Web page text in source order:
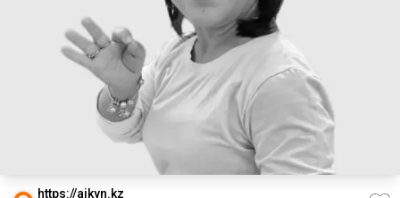
https://aikyn.kz